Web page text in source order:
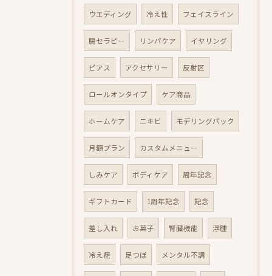
ウエディング 冷え性 フェイスライン
腸セラピー リンパケア イヤリング
ピアス アクセサリー 反射区
ロールオンタイプ ケア商品
ホームケア ニキビ モデリングパック
月額プラン カスタムメニュー
しみケア ボディケア 周年記念
ギフトカード 1周年記念 記念
差し入れ お菓子 腎臓機能 浮腫
冷え症 足つぼ メンタル不調